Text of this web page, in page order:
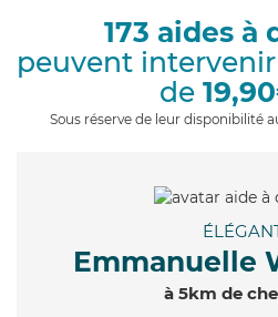
173 aides à
peuvent intervenir
de
Sous réserve de leur disponibilité
Emmanuelle
à 5km de